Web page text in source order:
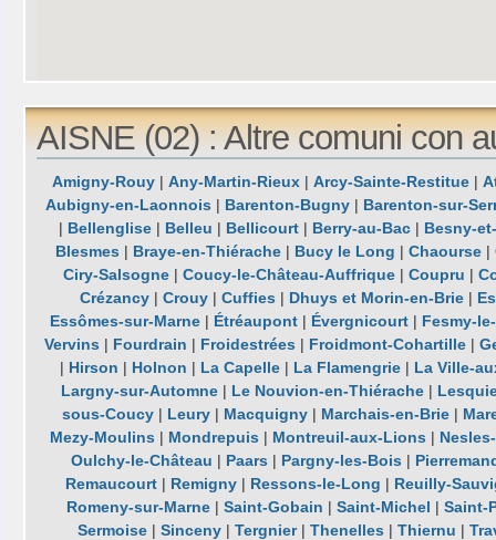
AISNE (02) : Altre comuni con
Amigny-Rouy |Any-Martin-Rieux |Arcy-Sainte-Restitue |
Aubigny-en-Laonnois | Barenton-Bugny | Barenton-sur-
| Bellenglise| Belleu | Bellicourt| Berry-au-Bac| Besny-
Blesmes | Braye-en-Thiérache | Bucy le Long |Chaourse |
Ciry-Salsogne |Coucy-le-Château-Auffrique |Coupru |
Crézancy| Crouy| Cuffies | Dhuys et Morin-en-Brie|
Essômes-sur-Marne | Étréaupont | Évergnicourt | Fesmy-
Vervins | Fourdrain | Froidestrées | Froidmont-Cohartille |
| Hirson | Holnon | La Capelle| La Flamengrie| La Ville-
Largny-sur-Automne | Le Nouvion-en-Thiérache |
sous-Coucy | Leury | Macquigny | Marchais-en-Brie |
Mezy-Moulins | Mondrepuis | Montreuil-aux-Lions |
Oulchy-le-Château | Paars | Pargny-les-Bois |
Remaucourt | Remigny | Ressons-le-Long | Reuilly-
Romeny-sur-Marne| Saint-Gobain | Saint-Michel | Saint-
Sermoise| Sinceny| Tergnier| Thenelles | Thiernu |